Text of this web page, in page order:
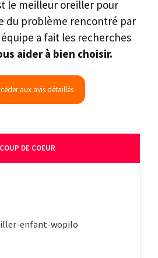
le meilleur oreiller pour
du problème rencontré par
a fait les recherches
aider à bien choisir.
aux avis détaillés
COUP DE COEUR